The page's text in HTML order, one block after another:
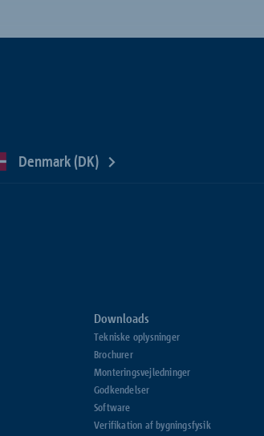
Denmark (DK)
Downloads
Tekniske oplysninger
Brochurer
Monteringsvejledninger
Godkendelser
Software
Verifikation af bygningsfysik